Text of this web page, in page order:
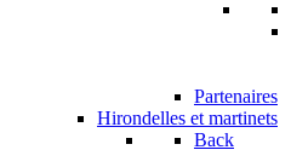
Partenaires
Hirondelles et martinets
Back